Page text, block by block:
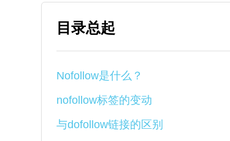
目录总起
Nofollow是什么？
nofollow标签的变动
与dofollow链接的区别